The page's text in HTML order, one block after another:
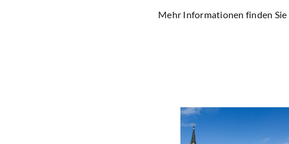
Mehr Informationen finden